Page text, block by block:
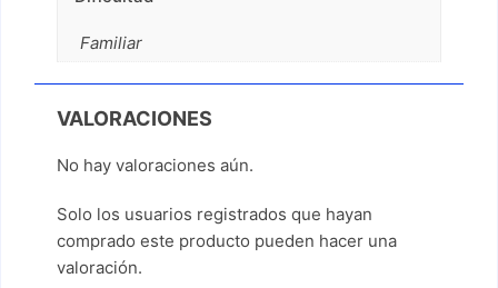
Familiar
VALORACIONES
No hay valoraciones aún.
Solo los usuarios registrados que hayan
comprado este producto pueden hacer una
valoración.